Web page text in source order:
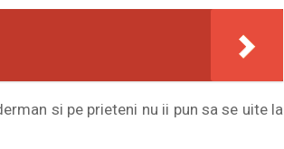
si pe prieteni nu ii pun sa se uite la